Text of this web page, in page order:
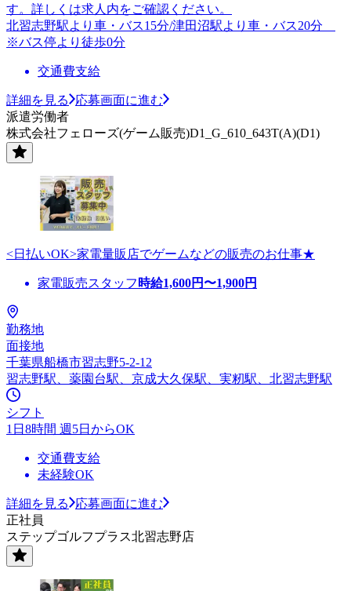
す。詳しくは求人内をご確認ください。
北習志野駅より車・バス15分/津田沼駅より車・バス20分
※バス停より徒歩0分
交通費支給
詳細を見る
応募画面に進む
派遣労働者
株式会社フェローズ(ゲーム販売)D1_G_610_643T(A)(D1)
<日払いOK>家電量販店でゲームなどの販売のお仕事★
家電販売スタッフ 時給1,600円〜1,900円
勤務地
面接地
千葉県船橋市習志野5-2-12
習志野駅、薬園台駅、京成大久保駅、実籾駅、北習志野駅
シフト
1日8時間 週5日からOK
交通費支給
未経験OK
詳細を見る
応募画面に進む
正社員
ステップゴルフプラス北習志野店